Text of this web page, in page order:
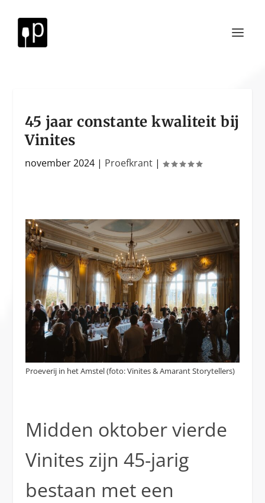
45 jaar constante kwaliteit bij
Vinites
november 2024 | Proefkrant |
Proeverij in het Amstel (foto: Vinites & Amarant Storytellers)
Midden oktober vierde
Vinites zijn 45-jarig
bestaan met een